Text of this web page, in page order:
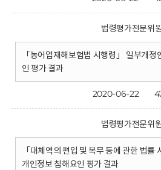
법령평가전문위
「농어업재해보험법 시행령」 일부개
인 평가 결과
2020-06-22
법령평가전문위
「대체역의 편입 및 복무 등에 관한 법
개인정보 침해요인 평가 결과